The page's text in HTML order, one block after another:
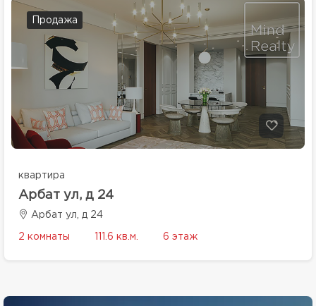
Продажа
квартира
Арбат ул, д 24
Арбат ул, д 24
2 комнаты 111.6 кв.м. 6 этаж